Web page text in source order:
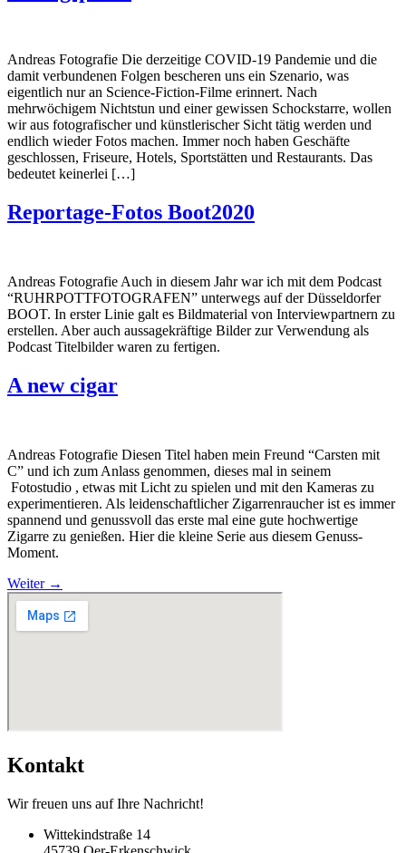
Andreas Fotografie Die derzeitige COVID-19 Pandemie und die
damit verbundenen Folgen bescheren uns ein Szenario, was
eigentlich nur an Science-Fiction-Filme erinnert. Nach
mehrwöchigem Nichtstun und einer gewissen Schockstarre, wollen
wir aus fotografischer und künstlerischer Sicht tätig werden und
endlich wieder Fotos machen. Immer noch haben Geschäfte
geschlossen, Friseure, Hotels, Sportstätten und Restaurants. Das
bedeutet keinerlei […]
Reportage-Fotos Boot2020
Andreas Fotografie Auch in diesem Jahr war ich mit dem Podcast
“RUHRPOTTFOTOGRAFEN” unterwegs auf der Düsseldorfer
BOOT. In erster Linie galt es Bildmaterial von Interviewpartnern zu
erstellen. Aber auch aussagekräftige Bilder zur Verwendung als
Podcast Titelbilder waren zu fertigen.
A new cigar
Andreas Fotografie Diesen Titel haben mein Freund “Carsten mit
C” und ich zum Anlass genommen, dieses mal in seinem
Fotostudio , etwas mit Licht zu spielen und mit den Kameras zu
experimentieren. Als leidenschaftlicher Zigarrenraucher ist es immer
spannend und genussvoll das erste mal eine gute hochwertige
Zigarre zu genießen. Hier die kleine Serie aus diesem Genuss-
Moment.
Weiter →
Kontakt
Wir freuen uns auf Ihre Nachricht!
Wittekindstraße 14